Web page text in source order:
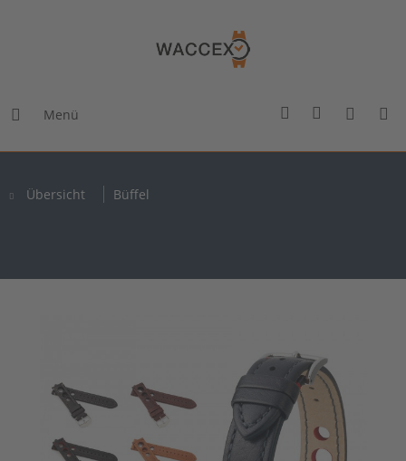
Menü
Übersicht Büffel